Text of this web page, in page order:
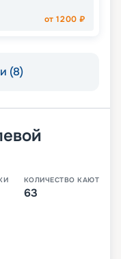
от1200 ₽
(8)
КОЛИЧЕСТВО КАЮТ
63